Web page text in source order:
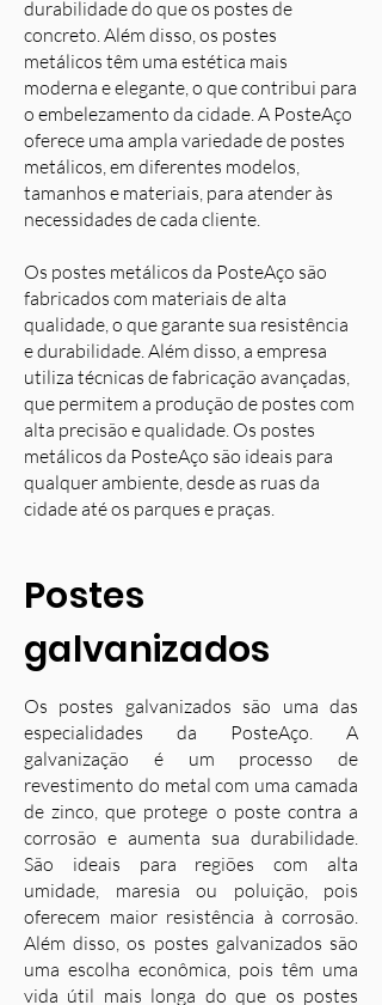
durabilidade do que os postes de
concreto. Além disso, os postes
metálicos têm uma estética mais
moderna e elegante, o que contribui para
o embelezamento da cidade. A PosteAço
oferece uma ampla variedade de postes
metálicos, em diferentes modelos,
tamanhos e materiais, para atender às
necessidades de cada cliente.
Os postes metálicos da PosteAço são
fabricados com materiais de alta
qualidade, o que garante sua resistência
e durabilidade. Além disso, a empresa
utiliza técnicas de fabricação avançadas,
que permitem a produção de postes com
alta precisão e qualidade. Os postes
metálicos da PosteAço são ideais para
qualquer ambiente, desde as ruas da
cidade até os parques e praças.
Postes
galvanizados
Os postes galvanizados são uma das
especialidades da PosteAço. A
galvanização é um processo de
revestimento do metal com uma camada
de zinco, que protege o poste contra a
corrosão e aumenta sua durabilidade.
São ideais para regiões com alta
umidade, maresia ou poluição, pois
oferecem maior resistência à corrosão.
Além disso, os postes galvanizados são
uma escolha econômica, pois têm uma
vida útil mais longa do que os postes